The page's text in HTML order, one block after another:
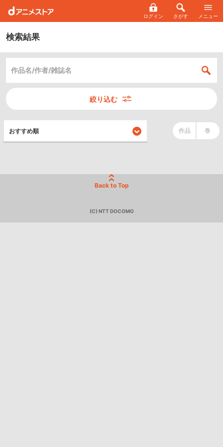
ログイン さがす メニュー
検索結果
絞り込む
作品 巻
Back to Top
(C) NTT DOCOMO